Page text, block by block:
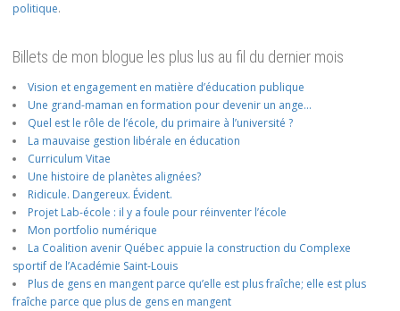
politique.
Billets de mon blogue les plus lus au fil du dernier mois
Vision et engagement en matière d’éducation publique
Une grand-maman en formation pour devenir un ange…
Quel est le rôle de l’école, du primaire à l’université ?
La mauvaise gestion libérale en éducation
Curriculum Vitae
Une histoire de planètes alignées?
Ridicule. Dangereux. Évident.
Projet Lab-école : il y a foule pour réinventer l’école
Mon portfolio numérique
La Coalition avenir Québec appuie la construction du Complexe
sportif de l’Académie Saint-Louis
Plus de gens en mangent parce qu’elle est plus fraîche; elle est plus
fraîche parce que plus de gens en mangent